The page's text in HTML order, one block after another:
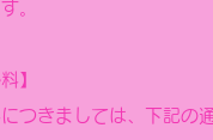
。
】
つきましては、下記の